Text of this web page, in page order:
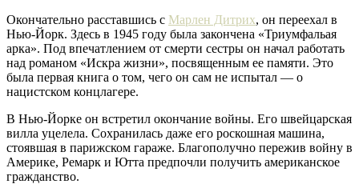
Окончательно расставшись с Марлен Дитрих, он переехал в
Нью-Йорк. Здесь в 1945 году была закончена «Триумфальая
арка». Под впечатлением от смерти сестры он начал работать
над романом «Искра жизни», посвященным ее памяти. Это
была первая книга о том, чего он сам не испытал — о
нацистском концлагере.
В Нью-Йорке он встретил окончание войны. Его швейцарская
вилла уцелела. Сохранилась даже его роскошная машина,
стоявшая в парижском гараже. Благополучно пережив войну в
Америке, Ремарк и Ютта предпочли получить американское
гражданство.